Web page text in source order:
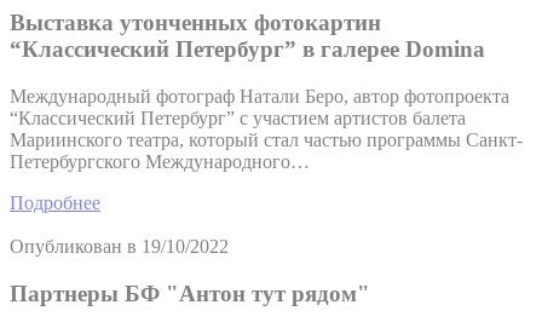
Выставка утонченных фотокартин
“Классический Петербург” в галерее Domina
Международный фотограф Натали Беро, автор фотопроекта
“Классический Петербург” с участием артистов балета
Мариинского театра, который стал частью программы Санкт-
Петербургского Международного…
Подробнее
Опубликован в 19/10/2022
Партнеры БФ "Антон тут рядом"